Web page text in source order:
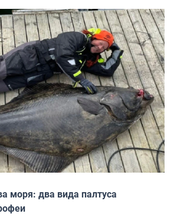
моря: два вида палтуса